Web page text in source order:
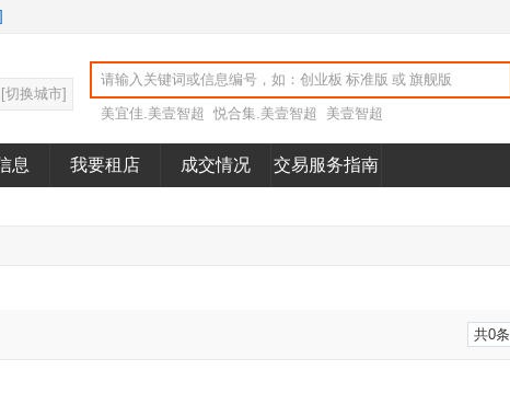
[切换城市]
美宜佳.美壹智超
悦合集.美壹智超 美壹智超
息 我要租店 成交情况 交易服务指南
共0条